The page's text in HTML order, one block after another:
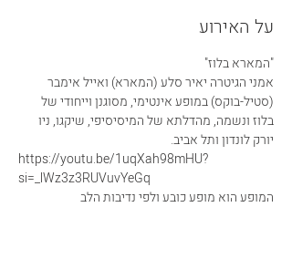
על האירוע
"המארא בלוז"
אמני הגיטרה יאיר סלע (המארא) ואייל אימבר
(סטיל-בוקס) במופע אינטימי, מסוגנן וייחודי של
בלוז ונשמה, מהדלתא של המיסיסיפי, שיקגו, ניו
יורק לונדון ותל אביב.
https://youtu.be/1uqXah98mHU?
si=_lWz3z3RUVuvYeGq
המופע הוא מופע כובע ולפי נדיבות הלב